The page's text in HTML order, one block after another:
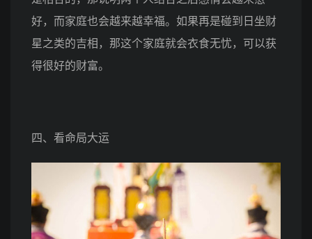
好，而家庭也会越来越幸福。如果再是碰到日坐财
星之类的吉相，那这个家庭就会衣食无忧，可以获
得很好的财富。
四、看命局大运